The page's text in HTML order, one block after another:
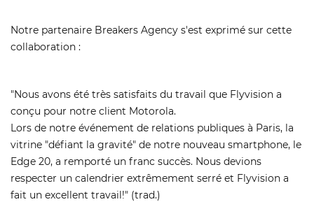
Notre partenaire Breakers Agency s'est exprimé sur cette
collaboration :
"Nous avons été très satisfaits du travail que Flyvision a
conçu pour notre client Motorola.
Lors de notre événement de relations publiques à Paris, la
vitrine "défiant la gravité" de notre nouveau smartphone, le
Edge 20, a remporté un franc succès. Nous devions
respecter un calendrier extrêmement serré et Flyvision a
fait un excellent travail!" (trad.)